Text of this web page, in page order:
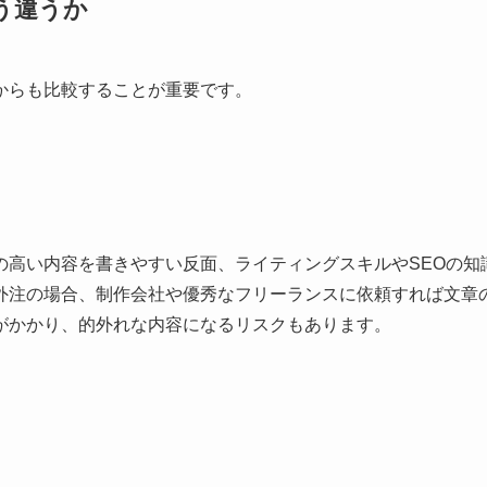
違うか
も比較することが重要です。
い内容を書きやすい反面、ライティングスキルやSEOの知
の場合、制作会社や優秀なフリーランスに依頼すれば文章
かり、的外れな内容になるリスクもあります。